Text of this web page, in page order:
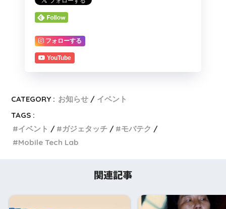
フォローする
YouTube
CATEGORY : お知らせ
イベント
TAGS :
イベント
ガジェタッチ
モバテク
Mobile Tech Lab
関連記事